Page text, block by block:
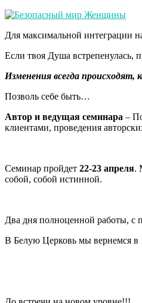
Для максимальной интеграции
Если твоя Душа встрепенулась,
Изменения всегда происходят,
Позволь себе быть…
Автор и ведущая семинара –
клиентами, проведения
Семинар пройдет 22-23 апреля.
собой, собой истинной.
Два дня полноценной работы, с
В Белую Церковь мы вернемся в